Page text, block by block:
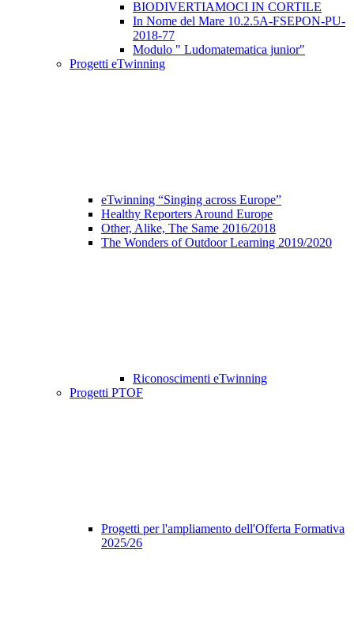
BIODIVERTIAMOCI IN CORTILE
In Nome del Mare 10.2.5A-FSEPON-PU-
2018-77
Modulo " Ludomatematica junior"
Progetti eTwinning
eTwinning “Singing across Europe”
Healthy Reporters Around Europe
Other, Alike, The Same 2016/2018
The Wonders of Outdoor Learning 2019/2020
Riconoscimenti eTwinning
Progetti PTOF
Progetti per l'ampliamento dell'Offerta Formativa
2025/26